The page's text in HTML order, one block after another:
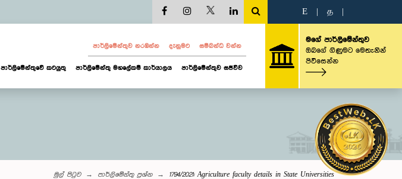
E த
පාර්ලි‌මේන්තුව නරඹන්න දැනුමට සම්බන්ධ වන්න
පාර්ලිමේන්තුවේ කටයුතු පාර්ලිමේන්තු මහලේකම් කාර්යාලය පාර්ලිමේන්තුව සජීවීව
මගේ පාර්ලිමේන්තුව
ඔබගේ ගිණුමට මෙතැනින්
පිවිසෙන්න
මුල් පිටුව පාර්ලි‌මේන්තු‌ ප්‍රශ්න 1794/2021: Agriculture faculty details in State Universities